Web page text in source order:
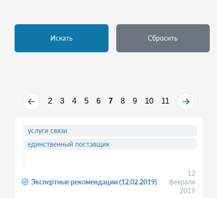
Искать Сбросить
2 3 4 5 6 7 8 9 10 11
Экспертные рекомендации (12.02.2019)
12
февраля
2019
услуги связи
единственный поставщик